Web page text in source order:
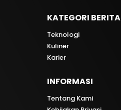
KATEGORI BERITA
Teknologi
Kuliner
Karier
INFORMASI
Tentang Kami